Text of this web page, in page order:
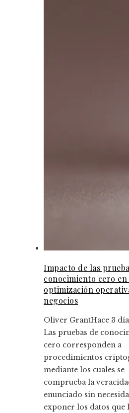
Impacto de las
conocimiento cero en
optimización
negocios
Oliver GrantHace 3
Las pruebas de
cero corresponden a
procedimientos
mediante los cuales se
comprueba la
enunciado sin
exponer los datos que